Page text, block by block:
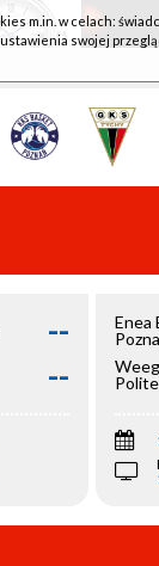
--
--
Enea
m.in. w celach:
swojej